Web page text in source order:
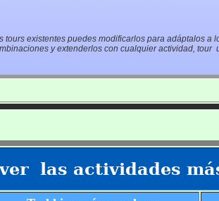
tours existentes puedes modificarlos para adáptalos a
y extenderlos con cualquier actividad, tour
las actividades